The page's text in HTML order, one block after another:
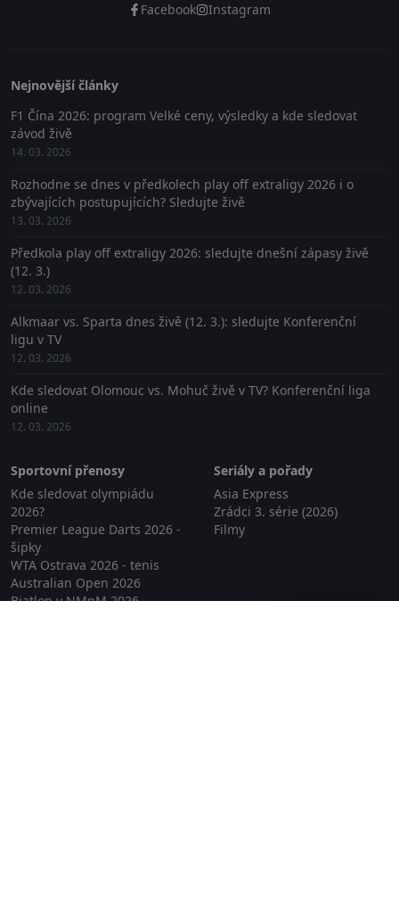
Facebook Instagram
Nejnovější články
F1 Čína 2026: program Velké ceny, výsledky a kde sledovat
závod živě
14. 03. 2026
Rozhodne se dnes v předkolech play off extraligy 2026 i o
zbývajících postupujících? Sledujte živě
13. 03. 2026
Předkola play off extraligy 2026: sledujte dnešní zápasy živě
(12. 3.)
12. 03. 2026
Alkmaar vs. Sparta dnes živě (12. 3.): sledujte Konferenční
ligu v TV
12. 03. 2026
Kde sledovat Olomouc vs. Mohuč živě v TV? Konferenční liga
online
12. 03. 2026
Sportovní přenosy
Kde sledovat olympiádu
2026?
Premier League Darts 2026 -
šipky
WTA Ostrava 2026 - tenis
Australian Open 2026
Biatlon v NMnM 2026
Seriály a pořady
Asia Express
Zrádci 3. série (2026)
Filmy